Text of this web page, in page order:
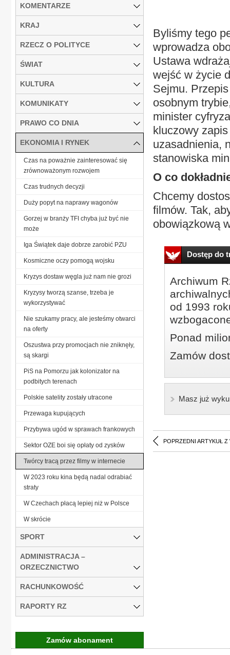
Byliśmy tego
wprowadza
Ustawa
wejść w życie
Sejmu.
osobnym
minister
kluczowy
uzasadnienia,
stanowiska
O co
Chcemy
filmów. Tak,
obowiązkową
Dostęp do
Archiwum
od 1993
Ponad
Zamów
Masz już
POPRZEDNI ARTYKUŁ Z
KOMENTARZE
KRAJ
RZECZ O POLITYCE
ŚWIAT
KULTURA
KOMUNIKATY
PRAWO CO DNIA
EKONOMIA I RYNEK
Czas na poważnie zainteresować się
zrównoważonym rozwojem
Czas trudnych decyzji
Duży popyt na naprawy wagonów
Gorzej w branży TFI chyba już być nie
może
Iga Świątek daje dobrze zarobić PZU
Kosmiczne oczy pomogą wojsku
Kryzys dostaw węgla już nam nie grozi
Kryzysy tworzą szanse, trzeba je
wykorzystywać
Nie szukamy pracy, ale jesteśmy otwarci
na oferty
Oszustwa przy promocjach nie zniknęły,
są skargi
PiS na Pomorzu jak kolonizator na
podbitych terenach
Polskie satelity zostały utracone
Przewaga kupujących
Przybywa ugód w sprawach frankowych
Sektor OZE boi się opłaty od zysków
Twórcy tracą przez filmy w internecie
W 2023 roku kina będą nadal odrabiać
straty
W Czechach płacą lepiej niż w Polsce
W skrócie
SPORT
ADMINISTRACJA –
ORZECZNICTWO
RACHUNKOWOŚĆ
RAPORTY RZ
Zamów abonament